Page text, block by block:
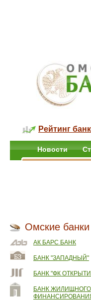
Рейтинг
Новости
Омские банки
АК БАРС БАНК
БАНК "ЗАПАДНЫЙ"
БАНК "ФК
БАНК ЖИЛИЩНОГО